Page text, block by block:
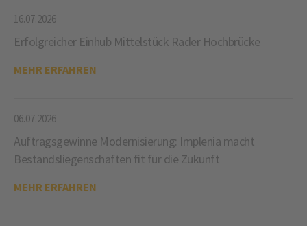
16.07.2026
Erfolgreicher Einhub Mittelstück Rader Hochbrücke
MEHR ERFAHREN
06.07.2026
Auftragsgewinne Modernisierung: Implenia macht
Bestandsliegenschaften fit für die Zukunft
MEHR ERFAHREN